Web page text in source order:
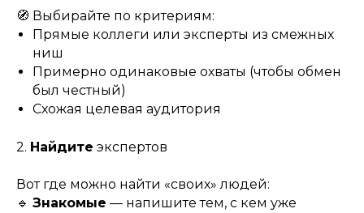
🧭 Выбирайте по критериям:
Прямые коллеги или эксперты из смежных
ниш
Примерно одинаковые охваты (чтобы обмен
был честный)
Схожая целевая аудитория
2. Найдите экспертов
Вот где можно найти «своих» людей:
🔹 Знакомые — напишите тем, с кем уже